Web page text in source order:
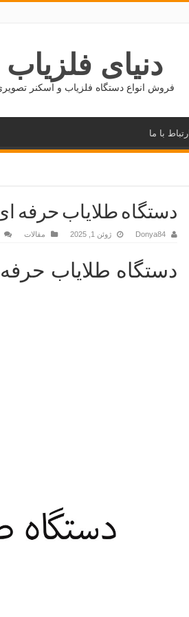
دنیای فلزیاب
فروش انواع دستگاه فلزیاب و اسکنر
ارتباط با ما
دستگاه طلایاب حرفه
Donya84 ژوئن 1, 2025 مقالات
دستگاه طلایاب